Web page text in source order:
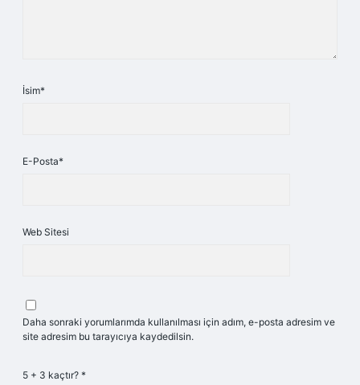
İsim*
E-Posta*
Web Sitesi
Daha sonraki yorumlarımda kullanılması için adım, e-posta adresim ve
site adresim bu tarayıcıya kaydedilsin.
5 + 3 kaçtır? *